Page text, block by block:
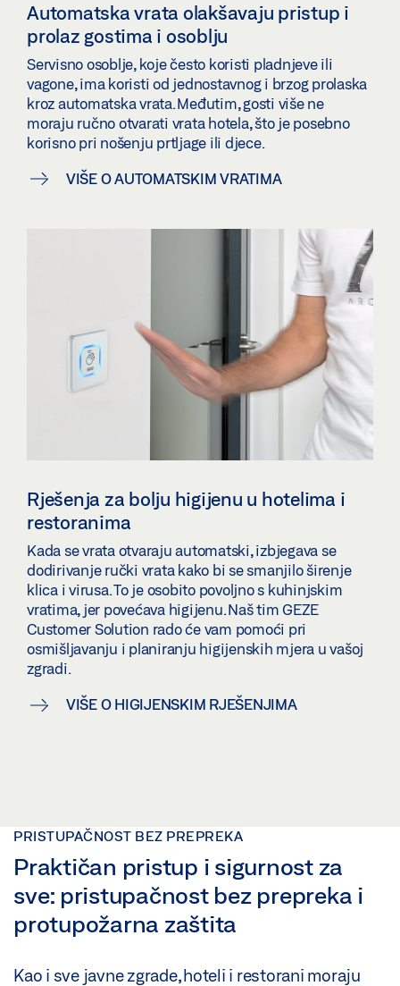
Automatska vrata olakšavaju pristup i
prolaz gostima i osoblju
Servisno osoblje, koje često koristi pladnjeve ili
vagone, ima koristi od jednostavnog i brzog prolaska
kroz automatska vrata. Međutim, gosti više ne
moraju ručno otvarati vrata hotela, što je posebno
korisno pri nošenju prtljage ili djece.
VIŠE O AUTOMATSKIM VRATIMA
Rješenja za bolju higijenu u hotelima i
restoranima
Kada se vrata otvaraju automatski, izbjegava se
dodirivanje ručki vrata kako bi se smanjilo širenje
klica i virusa. To je osobito povoljno s kuhinjskim
vratima, jer povećava higijenu. Naš tim GEZE
Customer Solution rado će vam pomoći pri
osmišljavanju i planiranju higijenskih mjera u vašoj
zgradi.
VIŠE O HIGIJENSKIM RJEŠENJIMA
PRISTUPAČNOST BEZ PREPREKA
Praktičan pristup i sigurnost za
sve: pristupačnost bez prepreka i
protupožarna zaštita
Kao i sve javne zgrade, hoteli i restorani moraju